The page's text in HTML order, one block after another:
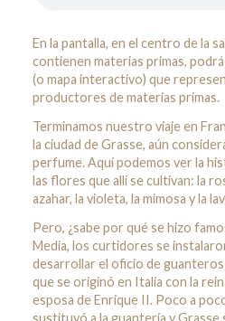
En la pantalla, en el centro de la
contienen materias primas,
(o mapa interactivo) que
productores de materias primas.
Terminamos nuestro viaje en
la ciudad de Grasse, aún
perfume. Aquí podemos ver la
las flores que allí se cultivan: la
azahar, la violeta, la mimosa y la
Pero, ¿sabe por qué se hizo
Media, los curtidores se
desarrollar el oficio de
que se originó en Italia con la
esposa de Enrique II. Poco a